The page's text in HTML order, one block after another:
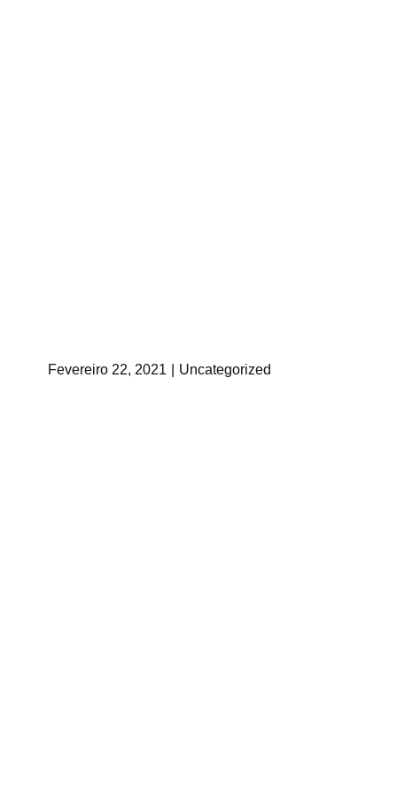
Fevereiro 22, 2021 Uncategorized